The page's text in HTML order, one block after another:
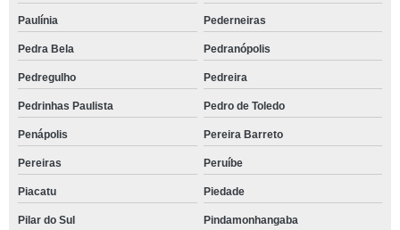
Paulínia Pederneiras
Pedra Bela Pedranópolis
Pedregulho Pedreira
Pedrinhas Paulista Pedro de Toledo
Penápolis Pereira Barreto
Pereiras Peruíbe
Piacatu Piedade
Pilar do Sul Pindamonhangaba